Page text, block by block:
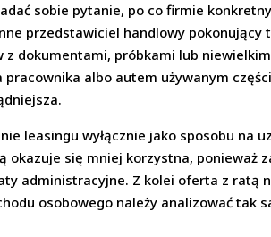
sobie pytanie, po co firmie
przedstawiciel handlowy
z dokumentami, próbkami lub
albo autem używanym
leasingu wyłącznie jako sposobu na
okazuje się mniej korzystna, ponieważ
administracyjne. Z kolei oferta z ratą
osobowego należy analizować tak